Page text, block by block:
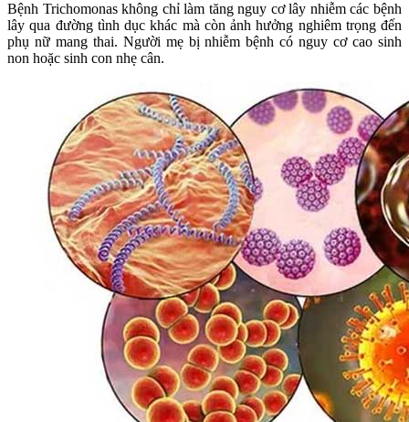
Bệnh Trichomonas không chỉ làm tăng nguy cơ lây nhiễm các bệnh
lây qua đường tình dục khác mà còn ảnh hưởng nghiêm trọng đến
phụ nữ mang thai. Người mẹ bị nhiễm bệnh có nguy cơ cao sinh
non hoặc sinh con nhẹ cân.